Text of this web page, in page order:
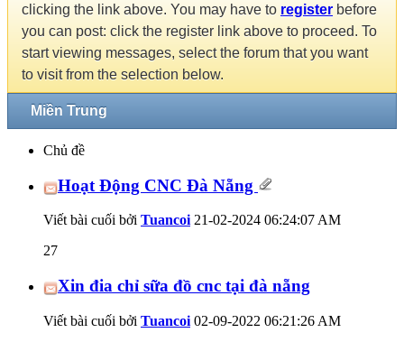
clicking the link above. You may have to register before
you can post: click the register link above to proceed. To
start viewing messages, select the forum that you want
to visit from the selection below.
Miền Trung
Chủ đề
Hoạt Động CNC Đà Nẵng
Viết bài cuối bởi Tuancoi 21-02-2024 06:24:07 AM
27
Xin đia chỉ sữa đồ cnc tại đà nẵng
Viết bài cuối bởi Tuancoi 02-09-2022 06:21:26 AM